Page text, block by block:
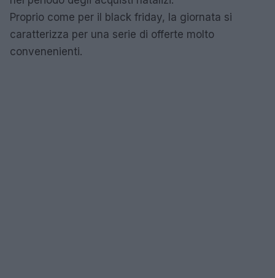
Proprio come per il black friday, la giornata si
caratterizza per una serie di offerte molto
convenenienti.